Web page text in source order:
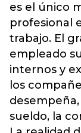
es el único
profesional
trabajo. El
empleado
internos y
los
sueldo, la